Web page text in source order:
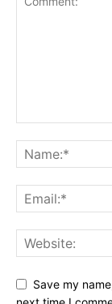
Save my